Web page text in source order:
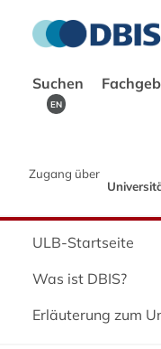
Suchen
EN
Zugang über
ULB-Startseite
Was ist DBIS?
Erläuterung zum